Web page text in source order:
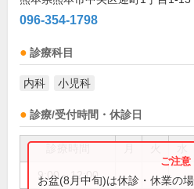
096-354-1798
診療科目
内科 小児科
診療/受付時間・休診日
9:00～12:00
お盆(8月中旬)は休診・休業の